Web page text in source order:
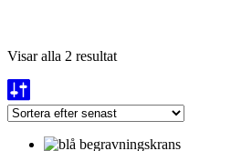
Visar alla 2 resultatSortera